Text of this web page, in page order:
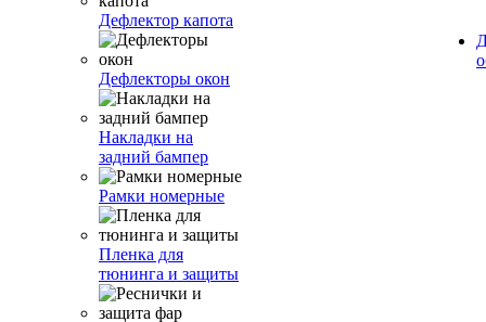
Дефлектор капота
Дефлекторы окон
Накладки на
задний бампер
Рамки номерные
Пленка для
тюнинга и защиты